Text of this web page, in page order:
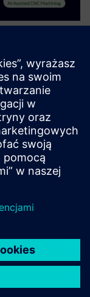
for
and improve
driven
parameters,